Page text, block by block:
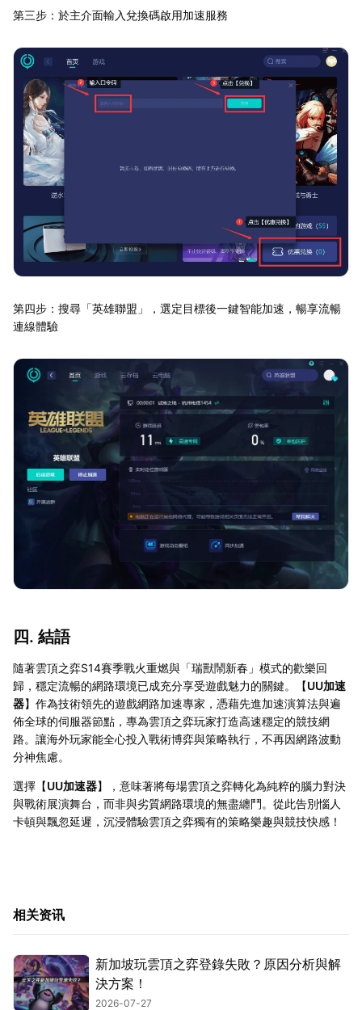
第三步：於主介面輸入兌換碼啟用加速服務
第四步：搜尋「英雄聯盟」，選定目標後一鍵智能加速，暢享流暢
連線體驗
四. 結語
隨著雲頂之弈S14賽季戰火重燃與「瑞獸鬧新春」模式的歡樂回
歸，穩定流暢的網路環境已成充分享受遊戲魅力的關鍵。【UU加速
器】作為技術領先的遊戲網路加速專家，憑藉先進加速演算法與遍
佈全球的伺服器節點，專為雲頂之弈玩家打造高速穩定的競技網
路。讓海外玩家能全心投入戰術博弈與策略執行，不再因網路波動
分神焦慮。
選擇【UU加速器】，意味著將每場雲頂之弈轉化為純粹的腦力對決
與戰術展演舞台，而非與劣質網路環境的無盡纏鬥。從此告別惱人
卡頓與飄忽延遲，沉浸體驗雲頂之弈獨有的策略樂趣與競技快感！
相关资讯
新加坡玩雲頂之弈登錄失敗？原因分析與解
決方案！
2026-07-27